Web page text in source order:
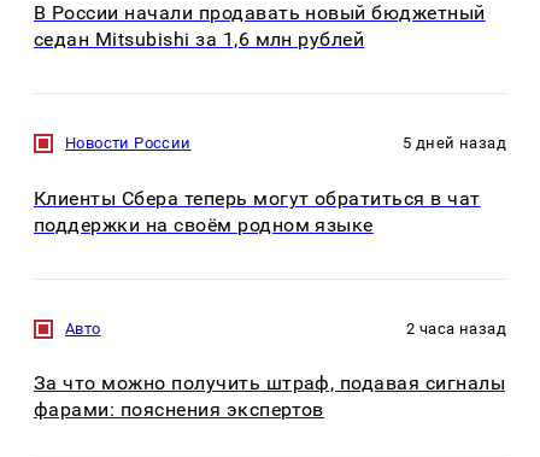
В России начали продавать новый бюджетный
седан Mitsubishi за 1,6 млн рублей
Новости России 5 дней назад
Клиенты Сбера теперь могут обратиться в чат
поддержки на своём родном языке
Авто 2 часа назад
За что можно получить штраф, подавая сигналы
фарами: пояснения экспертов